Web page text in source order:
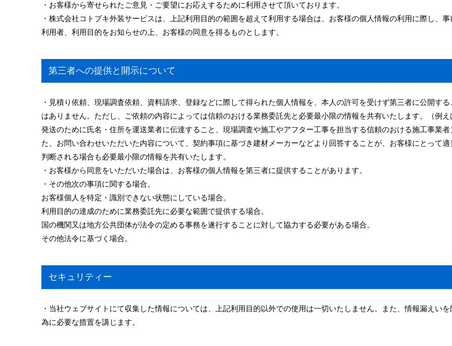
・お客様から寄せられたご意見・ご要望にお応えするために利用させて頂いております。
・株式会社コトブキ外装サービスは、上記利用目的の範囲を超えて利用する場合は、お客様の個人情報の利用に際し、事
利用者、利用目的をお知らせの上、お客様の同意を得るものとします。
第三者への提供と開示について
・見積り依頼、現場調査依頼、資料請求、登録などに際して得られた個人情報を、本人の許可を受けず第三者に公開する
はありません。ただし、ご依頼の内容によっては信頼のおける業務委託先と必要最小限の情報を共有いたします。（例え
発送のために氏名・住所を運送業者に伝達すること、現場調査や施工やアフター工事を担当する信頼のおける施工事業者
た、お問い合わせいただいた内容について、契約事項に基づき建材メーカーなどより回答することが、お客様にとって適
判断される場合も必要最小限の情報を共有いたします。
・お客様から同意をいただいた場合は、お客様の個人情報を第三者に提供することがあります。
・その他次の事項に関する場合。
お客様個人を特定・識別できない状態にしている場合。
利用目的の達成のために業務委託先に必要な範囲で提供する場合。
国の機関又は地方公共団体が法令の定める事務を遂行することに対して協力する必要がある場合。
その他法令に基づく場合。
セキュリティー
・当社ウェブサイトにて収集した情報については、上記利用目的以外での使用は一切いたしません。また、情報漏えいを
為に必要な措置を講じます。